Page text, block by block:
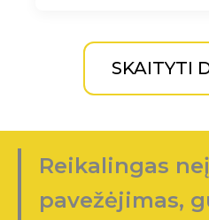
SKAITYTI
Reikalingas
pavežėjimas,